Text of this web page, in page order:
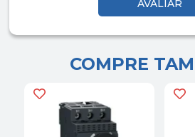
COMPRE